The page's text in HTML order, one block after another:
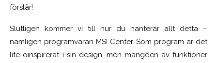
förslår!
Slutligen kommer vi till hur du hanterar allt detta –
nämligen programvaran MSI Center. Som program är det
lite oinspirerat i sin design, men mängden av funktioner